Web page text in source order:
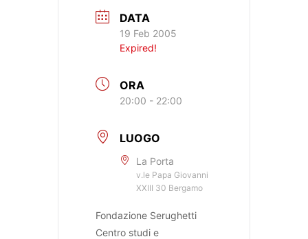
DATA
19 Feb 2005
Expired!
ORA
20:00 - 22:00
LUOGO
La Porta
v.le Papa Giovanni
XXIII 30 Bergamo
Fondazione Serughetti
Centro studi e